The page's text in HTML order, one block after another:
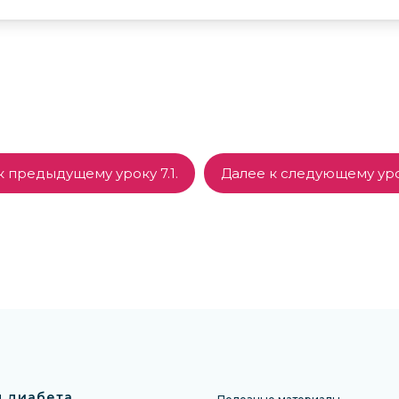
предыдущему уроку 7.1. Далее к следующему